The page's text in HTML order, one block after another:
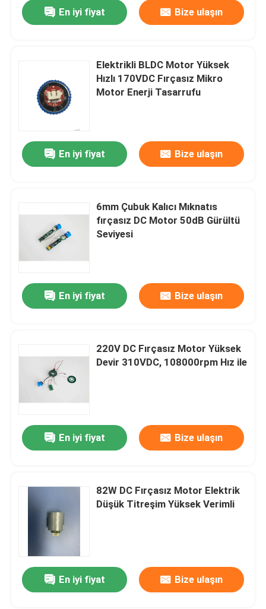
En iyi fiyat Bize ulaşın
Elektrikli BLDC Motor Yüksek
Hızlı 170VDC Fırçasız Mikro
Motor Enerji Tasarrufu
En iyi fiyat Bize ulaşın
6mm Çubuk Kalıcı Mıknatıs
fırçasız DC Motor 50dB Gürültü
Seviyesi
En iyi fiyat Bize ulaşın
220V DC Fırçasız Motor Yüksek
Devir 310VDC, 108000rpm Hız ile
En iyi fiyat Bize ulaşın
82W DC Fırçasız Motor Elektrik
Düşük Titreşim Yüksek Verimli
En iyi fiyat Bize ulaşın